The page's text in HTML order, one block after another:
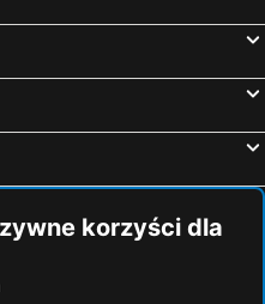
korzyści dla